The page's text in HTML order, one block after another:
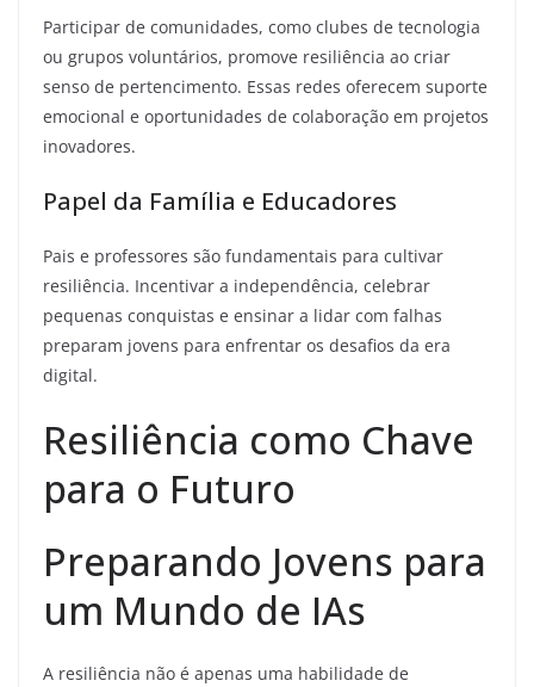
Participar de comunidades, como clubes de tecnologia
ou grupos voluntários, promove resiliência ao criar
senso de pertencimento. Essas redes oferecem suporte
emocional e oportunidades de colaboração em projetos
inovadores.
Papel da Família e Educadores
Pais e professores são fundamentais para cultivar
resiliência. Incentivar a independência, celebrar
pequenas conquistas e ensinar a lidar com falhas
preparam jovens para enfrentar os desafios da era
digital.
Resiliência como Chave
para o Futuro
Preparando Jovens para
um Mundo de IAs
A resiliência não é apenas uma habilidade de